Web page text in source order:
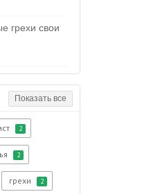
грехи свои
Показать все
2
2
грехи 2